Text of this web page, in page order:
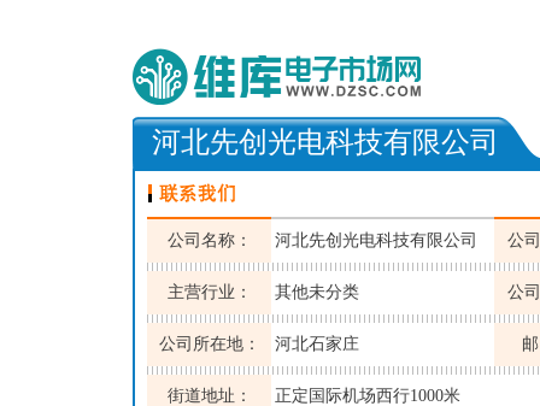
河北先创光电科技有限公司
公司名称： 河北先创光电科技有限公司 公
主营行业： 其他未分类 公
公司所在地： 河北石家庄
街道地址： 正定国际机场西行1000米